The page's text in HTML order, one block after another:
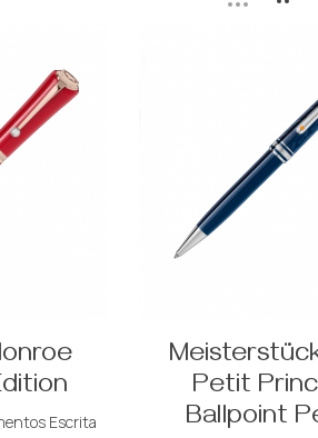
Escrita
Petit
Ballpoint